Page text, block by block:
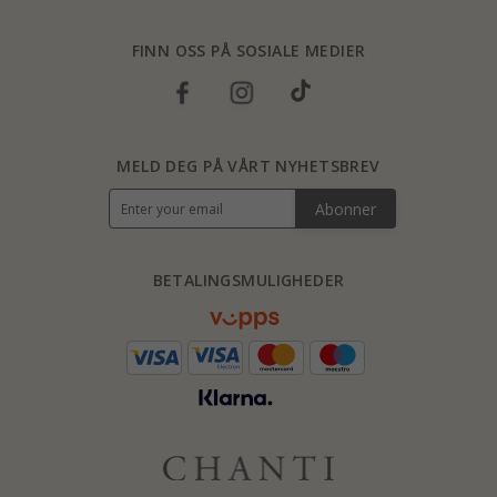
FINN OSS PÅ SOSIALE MEDIER
BETALINGSMULIGHEDER
MELD DEG PÅ VÅRT NYHETSBREV
Abonner